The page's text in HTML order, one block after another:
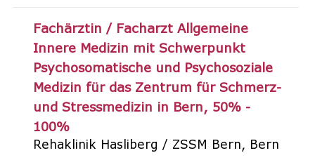
Fachärztin / Facharzt Allgemeine
Innere Medizin mit Schwerpunkt
Psychosomatische und Psychosoziale
Medizin für das Zentrum für Schmerz-
und Stressmedizin in Bern
50% -
100%
Rehaklinik Hasliberg / ZSSM Bern Bern